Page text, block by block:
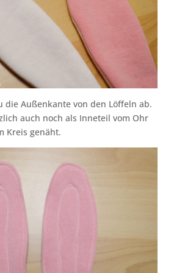
die Außenkante von den Löffeln ab.
auch noch als Inneteil vom Ohr
Kreis genäht.